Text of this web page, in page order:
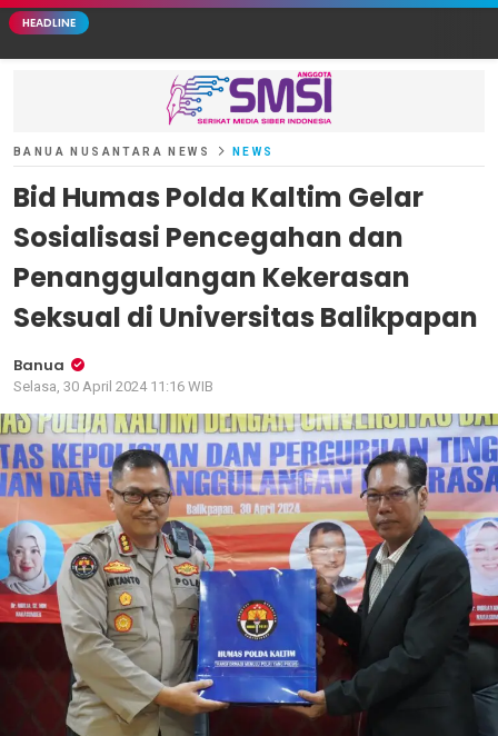
HEADLINE
BANUA NUSANTARA NEWS NEWS
Bid Humas Polda Kaltim Gelar
Sosialisasi Pencegahan dan
Penanggulangan Kekerasan
Seksual di Universitas Balikpapan
Banua
Selasa, 30 April 2024 11:16 WIB